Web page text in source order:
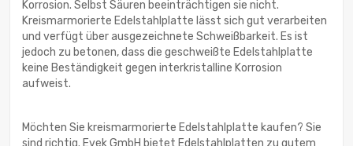
Korrosion. Selbst Säuren beeinträchtigen sie nicht.
Kreismarmorierte Edelstahlplatte lässt sich gut verarbeiten
und verfügt über ausgezeichnete Schweißbarkeit. Es ist
jedoch zu betonen, dass die geschweißte Edelstahlplatte
keine Beständigkeit gegen interkristalline Korrosion
aufweist.
Möchten Sie kreismarmorierte Edelstahlplatte kaufen? Sie